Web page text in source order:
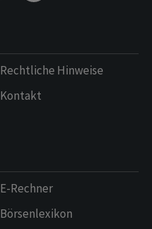
Rechtliche Hinweise
Kontakt
E-Rechner
Börsenlexikon